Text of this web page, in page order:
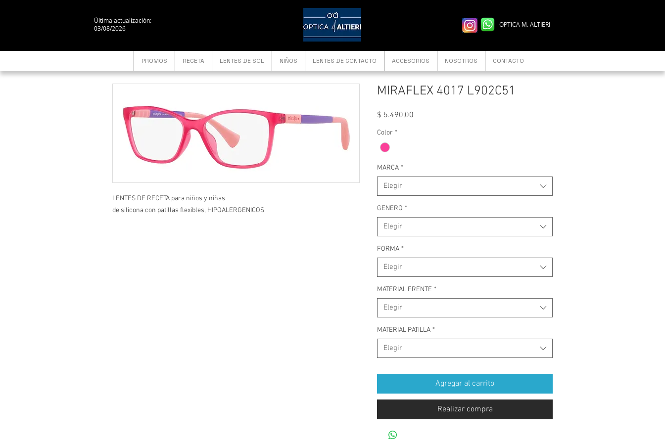
Última actualización:
03/08/2026
OPTICA M. ALTIERI
PROMOS RECETA LENTES DE SOL NIÑOS LENTES DE CONTACTO ACCESORIOS NOSOTROS CONTACTO
LENTES DE RECETA para niños y niñas
de silicona con patillas flexibles, HIPOALERGENICOS
MIRAFLEX 4017 L902C51
$ 5.490,00
Color *
MARCA *
Elegir
GENERO *
Elegir
FORMA *
Elegir
MATERIAL FRENTE *
Elegir
MATERIAL PATILLA *
Elegir
Agregar al carrito
Realizar compra